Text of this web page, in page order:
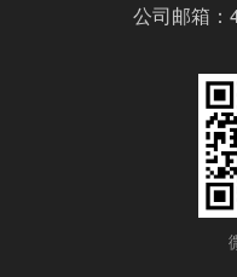
公司邮箱：